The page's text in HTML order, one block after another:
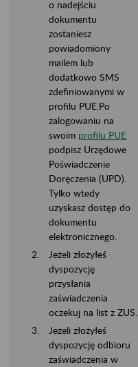
o nadejściu
dokumentu
zostaniesz
powiadomiony
mailem lub
dodatkowo SMS
zdefiniowanymi w
profilu PUE.Po
zalogowaniu na
swoim profilu PUE
podpisz Urzędowe
Poświadczenie
Doręczenia (UPD).
Tylko wtedy
uzyskasz dostęp do
dokumentu
elektronicznego.
Jeżeli złożyłeś
dyspozycję
przysłania
zaświadczenia
oczekuj na list z ZUS.
Jeżeli złożyłeś
dyspozycję odbioru
zaświadczenia w